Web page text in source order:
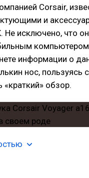
Corsair,
и
Не исключено, что
информации о
нос, пользуясь
«краткий» обзор.